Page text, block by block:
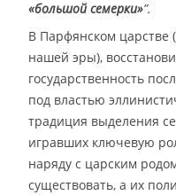
«большой семерки»”.
В Парфянском царстве
нашей эры),
государственность
под властью
традиция выделения
игравших ключевую
наряду с царским
существовать, а их